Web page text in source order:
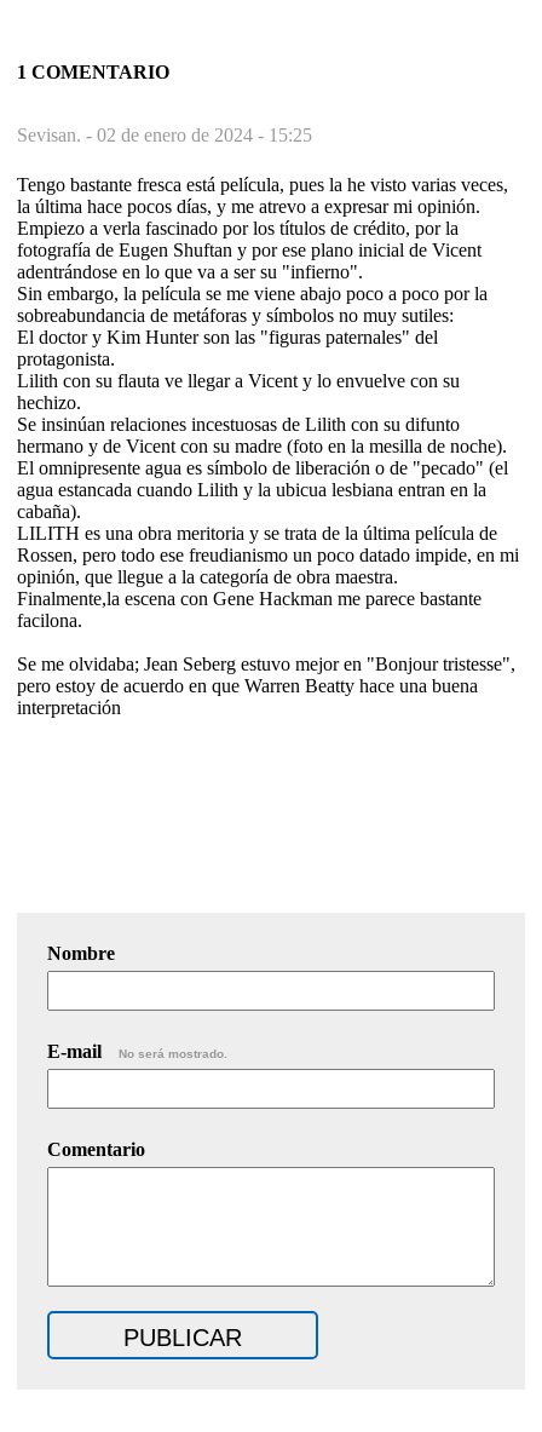
1 COMENTARIO
Sevisan. - 02 de enero de 2024 - 15:25
Tengo bastante fresca está película, pues la he visto varias veces,
la última hace pocos días, y me atrevo a expresar mi opinión.
Empiezo a verla fascinado por los títulos de crédito, por la
fotografía de Eugen Shuftan y por ese plano inicial de Vicent
adentrándose en lo que va a ser su "infierno".
Sin embargo, la película se me viene abajo poco a poco por la
sobreabundancia de metáforas y símbolos no muy sutiles:
El doctor y Kim Hunter son las "figuras paternales" del
protagonista.
Lilith con su flauta ve llegar a Vicent y lo envuelve con su
hechizo.
Se insinúan relaciones incestuosas de Lilith con su difunto
hermano y de Vicent con su madre (foto en la mesilla de noche).
El omnipresente agua es símbolo de liberación o de "pecado" (el
agua estancada cuando Lilith y la ubicua lesbiana entran en la
cabaña).
LILITH es una obra meritoria y se trata de la última película de
Rossen, pero todo ese freudianismo un poco datado impide, en mi
opinión, que llegue a la categoría de obra maestra.
Finalmente,la escena con Gene Hackman me parece bastante
facilona.
Se me olvidaba; Jean Seberg estuvo mejor en "Bonjour tristesse",
pero estoy de acuerdo en que Warren Beatty hace una buena
interpretación
Nombre
E-mail No será mostrado.
Comentario